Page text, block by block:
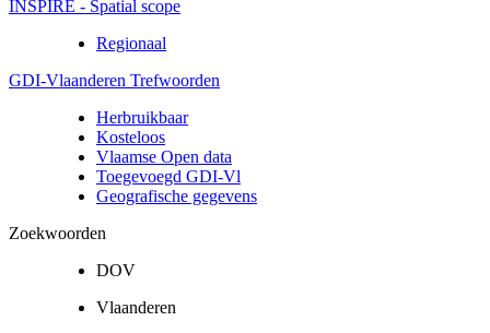
INSPIRE - Spatial scope
Regionaal
GDI-Vlaanderen Trefwoorden
Herbruikbaar
Kosteloos
Vlaamse Open data
Toegevoegd GDI-Vl
Geografische gegevens
Zoekwoorden
DOV
Vlaanderen